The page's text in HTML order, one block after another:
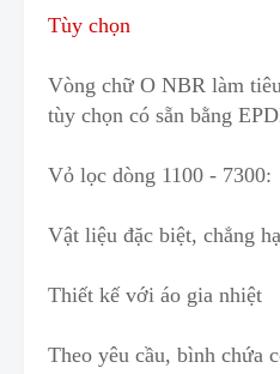
Tùy chọn
Vòng chữ O NBR làm
tùy chọn có sẵn bằng
Vỏ lọc dòng 1100 - 7300:
Vật liệu đặc biệt, chẳng
Thiết kế với áo gia nhiệt
Theo yêu cầu, bình chứa